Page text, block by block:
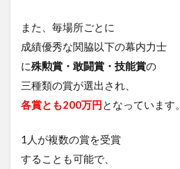
また、毎場所ごとに
成績優秀な関脇以下の幕内力士
に殊勲賞 ・敢闘賞・技能賞の
三種類の賞が選出され、
各賞とも200万円となっています。
1人が複数の賞を受賞
することも可能で、